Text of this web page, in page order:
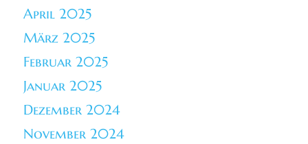
April 2025
März 2025
Februar 2025
Januar 2025
Dezember 2024
November 2024